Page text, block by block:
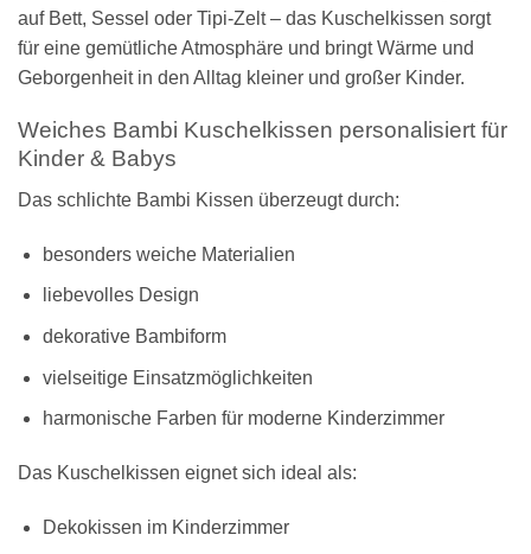
auf Bett, Sessel oder Tipi-Zelt – das Kuschelkissen sorgt
für eine gemütliche Atmosphäre und bringt Wärme und
Geborgenheit in den Alltag kleiner und großer Kinder.
Weiches Bambi Kuschelkissen personalisiert für
Kinder & Babys
Das schlichte Bambi Kissen überzeugt durch:
besonders weiche Materialien
liebevolles Design
dekorative Bambiform
vielseitige Einsatzmöglichkeiten
harmonische Farben für moderne Kinderzimmer
Das Kuschelkissen eignet sich ideal als:
Dekokissen im Kinderzimmer